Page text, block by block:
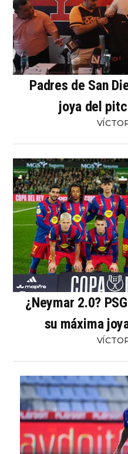
Padres de San
joya del
¿Neymar 2.0?
su máxima